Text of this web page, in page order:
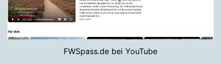
FWSpass.de bei YouTube